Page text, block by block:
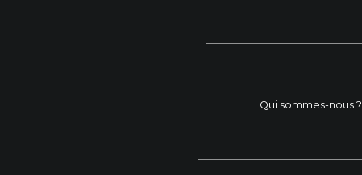
Qui sommes-nous ?